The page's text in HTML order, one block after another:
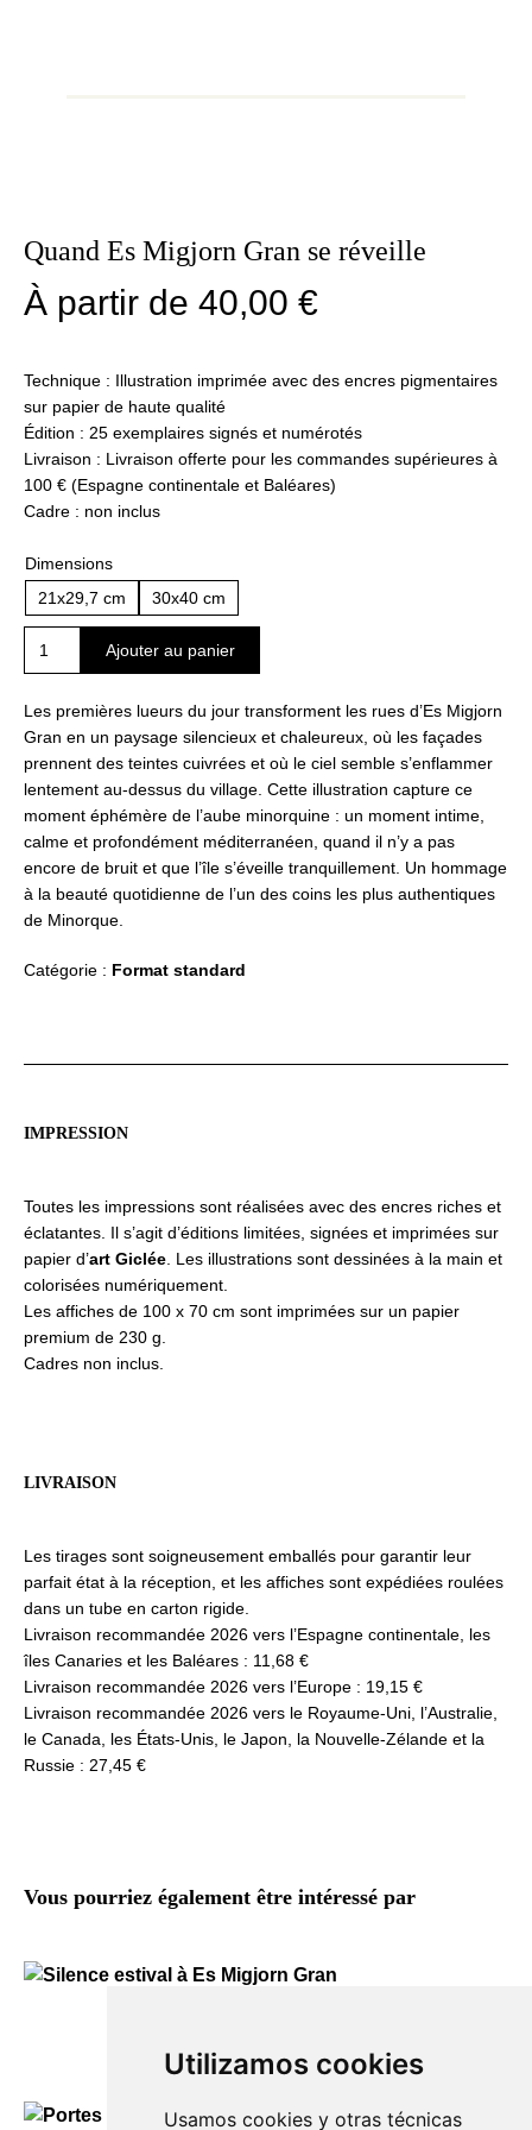
Utilizamos cookies
Usamos cookies y otras técnicas
Quand Es Migjorn Gran se réveille
À partir de 40,00 €
Technique : Illustration imprimée avec des encres pigmentaires
sur papier de haute qualité
Édition : 25 exemplaires signés et numérotés
Livraison : Livraison offerte pour les commandes supérieures à
100 € (Espagne continentale et Baléares)
Cadre : non inclus
Dimensions
21x29,7 cm
30x40 cm
Gran
se
réveille
Ajouter au panier
Les premières lueurs du jour transforment les rues d’Es Migjorn
Gran en un paysage silencieux et chaleureux, où les façades
prennent des teintes cuivrées et où le ciel semble s’enflammer
lentement au-dessus du village. Cette illustration capture ce
moment éphémère de l’aube minorquine : un moment intime,
calme et profondément méditerranéen, quand il n’y a pas
encore de bruit et que l’île s’éveille tranquillement. Un hommage
à la beauté quotidienne de l’un des coins les plus authentiques
de Minorque.
Catégorie : Format standard
IMPRESSION
Toutes les impressions sont réalisées avec des encres riches et
éclatantes. Il s’agit d’éditions limitées, signées et imprimées sur
papier d’art Giclée . Les illustrations sont dessinées à la main et
colorisées numériquement.
Les affiches de 100 x 70 cm sont imprimées sur un papier
premium de 230 g.
Cadres non inclus.
LIVRAISON
Les tirages sont soigneusement emballés pour garantir leur
parfait état à la réception, et les affiches sont expédiées roulées
dans un tube en carton rigide.
Livraison recommandée 2026 vers l’Espagne continentale, les
îles Canaries et les Baléares : 11,68 €
Livraison recommandée 2026 vers l’Europe : 19,15 €
Livraison recommandée 2026 vers le Royaume-Uni, l’Australie,
le Canada, les États-Unis, le Japon, la Nouvelle-Zélande et la
Russie : 27,45 €
Vous pourriez également être intéressé par
À partir de 40,00